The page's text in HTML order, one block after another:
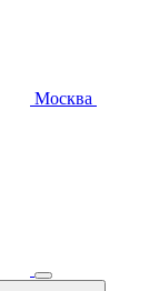
Москва